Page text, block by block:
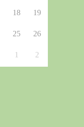
18 19
25 26
1 2